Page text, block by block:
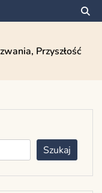
Przyszłość
Szukaj